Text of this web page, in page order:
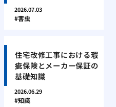
2026.07.03
害虫
住宅改修工事における瑕
疵保険とメーカー保証の
基礎知識
2026.06.29
知識